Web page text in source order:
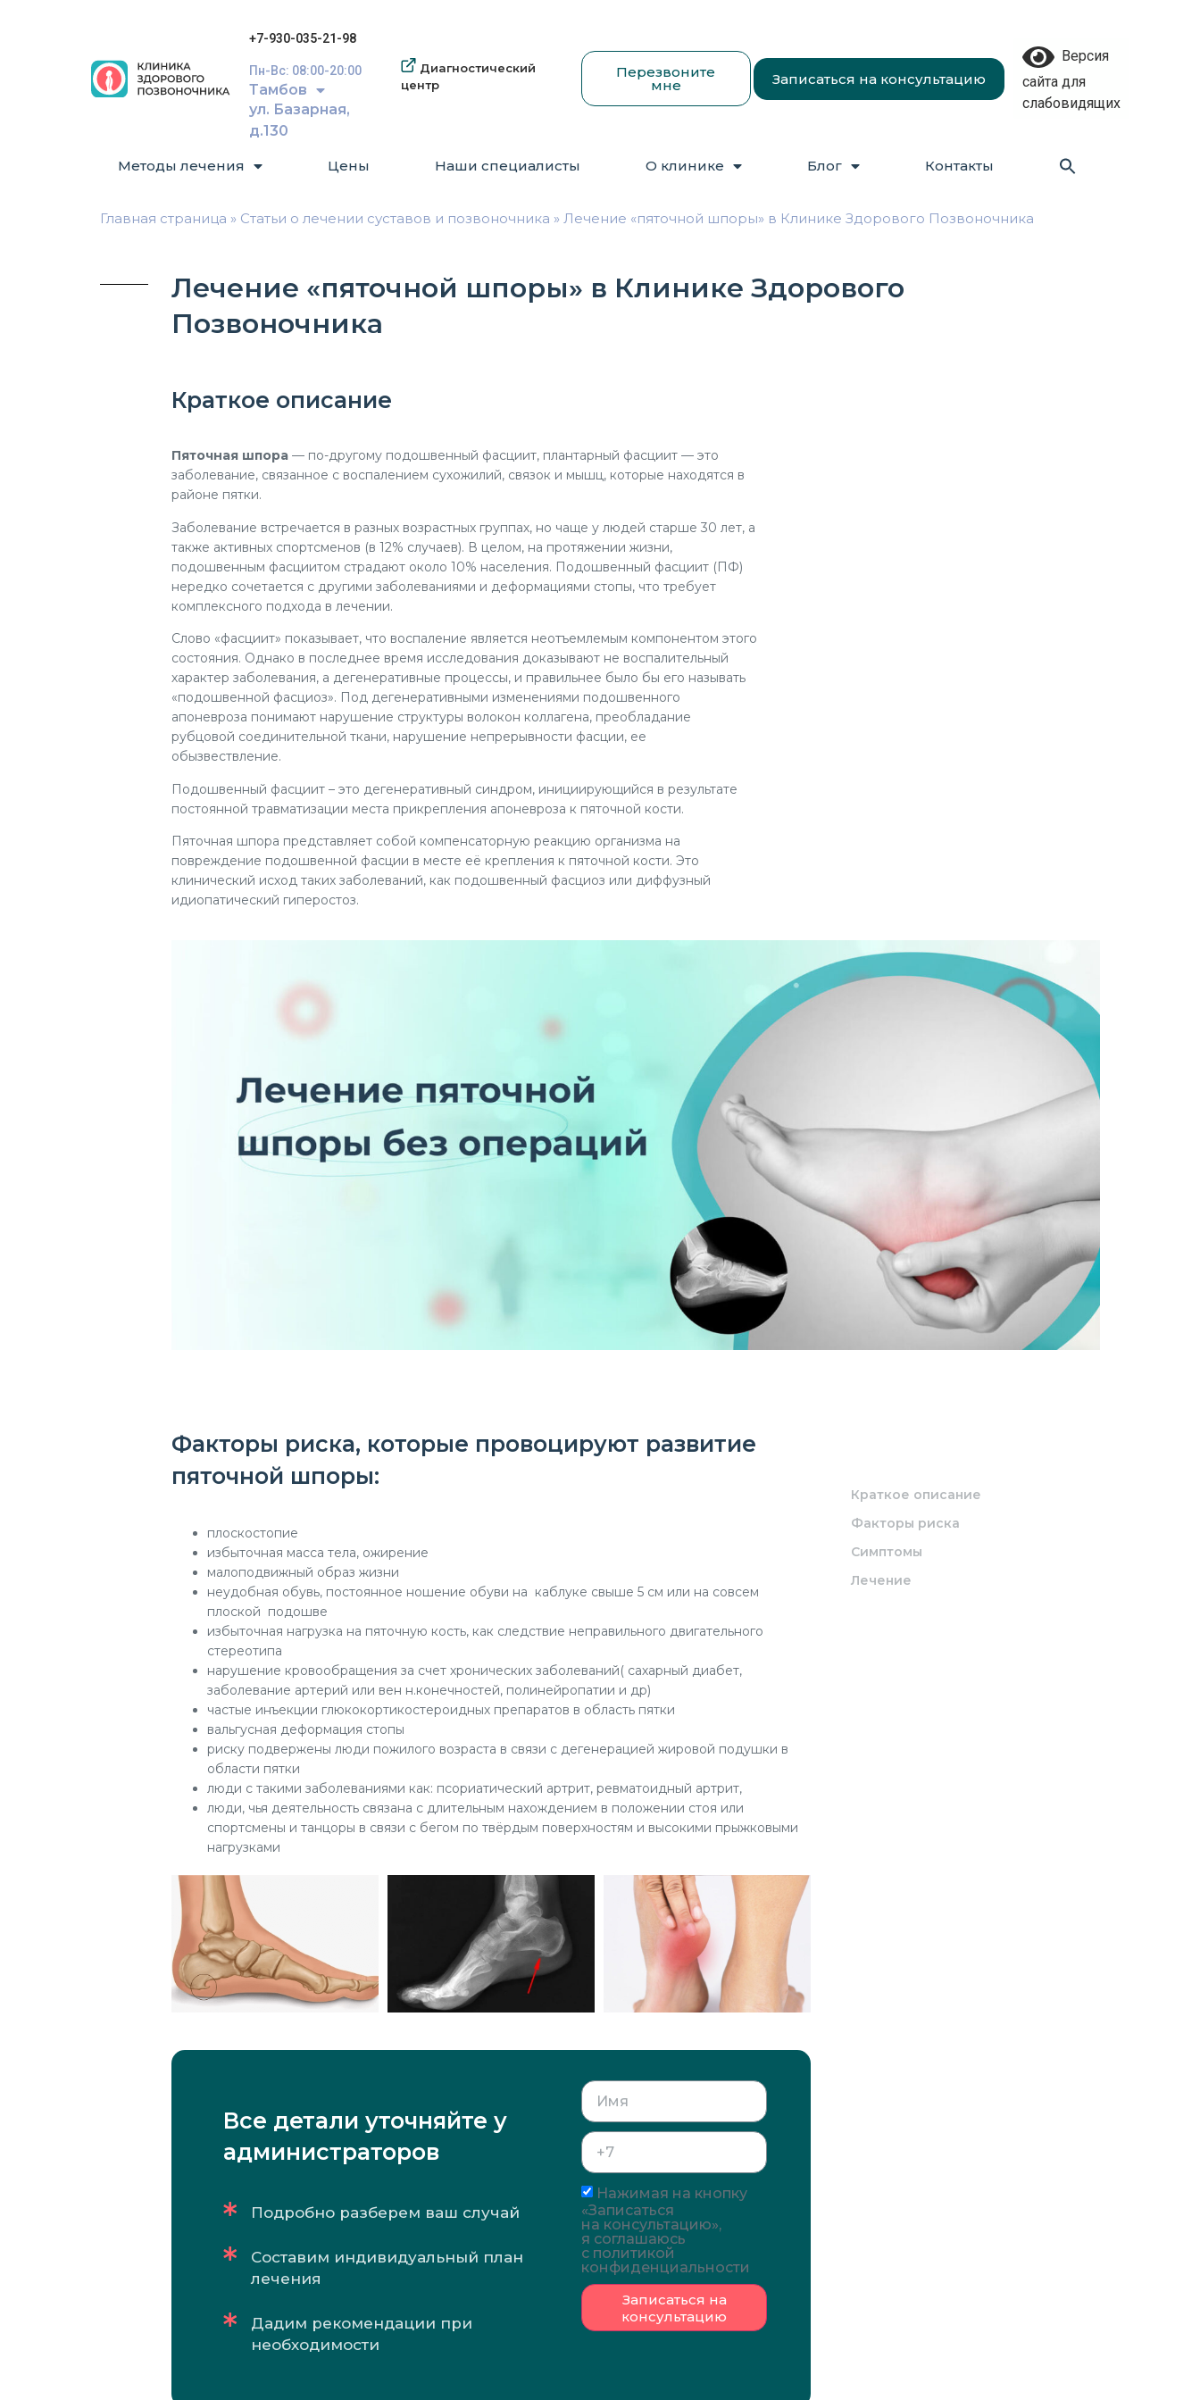
+7-930-035-21-98
Пн-Вс: 08:00-20:00
Тамбов
ул. Базарная,
д.130
Диагностический
центр
Перезвоните
мне Записаться на консультацию
Версия
сайта для
слабовидящих
Методы лечения Цены Наши специалисты О клинике Блог Контакты
Главная страница » Статьи о лечении суставов и позвоночника » Лечение «пяточной шпоры» в Клинике Здорового Позвоночника
Лечение «пяточной шпоры» в Клинике Здорового
Позвоночника
Краткое описание
Пяточная шпора — по-другому подошвенный фасциит, плантарный фасциит — это
заболевание, связанное с воспалением сухожилий, связок и мышц, которые находятся в
районе пятки.
Заболевание встречается в разных возрастных группах, но чаще у людей старше 30 лет, а
также активных спортсменов (в 12% случаев). В целом, на протяжении жизни,
подошвенным фасциитом страдают около 10% населения. Подошвенный фасциит (ПФ)
нередко сочетается с другими заболеваниями и деформациями стопы, что требует
комплексного подхода в лечении.
Слово «фасциит» показывает, что воспаление является неотъемлемым компонентом этого
состояния. Однако в последнее время исследования доказывают не воспалительный
характер заболевания, а дегенеративные процессы, и правильнее было бы его называть
«подошвенной фасциоз». Под дегенеративными изменениями подошвенного
апоневроза понимают нарушение структуры волокон коллагена, преобладание
рубцовой соединительной ткани, нарушение непрерывности фасции, ее
обызвествление.
Подошвенный фасциит – это дегенеративный синдром, инициирующийся в результате
постоянной травматизации места прикрепления апоневроза к пяточной кости.
Пяточная шпора представляет собой компенсаторную реакцию организма на
повреждение подошвенной фасции в месте её крепления к пяточной кости. Это
клинический исход таких заболеваний, как подошвенный фасциоз или диффузный
идиопатический гиперостоз.
Факторы риска, которые провоцируют развитие
пяточной шпоры:
плоскостопие
избыточная масса тела, ожирение
малоподвижный образ жизни
неудобная обувь, постоянное ношение обуви на каблуке свыше 5 см или на совсем
плоской подошве
избыточная нагрузка на пяточную кость, как следствие неправильного двигательного
стереотипа
нарушение кровообращения за счет хронических заболеваний( сахарный диабет,
заболевание артерий или вен н.конечностей, полинейропатии и др)
частые инъекции глюкокортикостероидных препаратов в область пятки
вальгусная деформация стопы
риску подвержены люди пожилого возраста в связи с дегенерацией жировой подушки в
области пятки
люди с такими заболеваниями как: псориатический артрит, ревматоидный артрит,
люди, чья деятельность связана с длительным нахождением в положении стоя или
спортсмены и танцоры в связи с бегом по твёрдым поверхностям и высокими прыжковыми
нагрузками
Все детали уточняйте у
администраторов
Подробно разберем ваш случай
Составим индивидуальный план
лечения
Дадим рекомендации при
необходимости
Нажимая на кнопку
«Записаться
на консультацию»,
я соглашаюсь
с политикой
конфиденциальности
Записаться на
консультацию
Краткое описание
Факторы риска
Симптомы
Лечение